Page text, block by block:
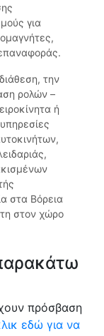
για
την
ρολών –
ή
στα Βόρεια
στον χώρο
πρόσβαση
εδώ για να